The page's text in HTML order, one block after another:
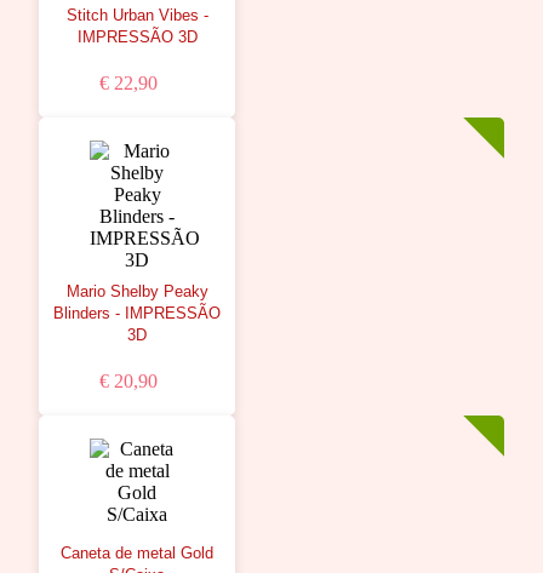
Stitch Urban Vibes -
IMPRESSÃO 3D
€ 22,90
Mario Shelby Peaky
Blinders - IMPRESSÃO
3D
€ 20,90
Caneta de metal Gold